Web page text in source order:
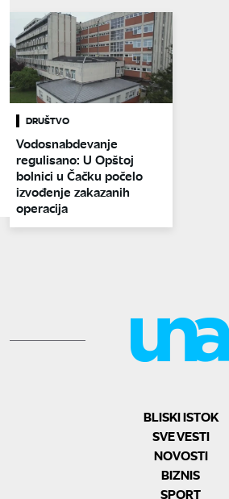
DRUŠTVO
Vodosnabdevanje
regulisano: U Opštoj
bolnici u Čačku počelo
izvođenje zakazanih
operacija
BLISKI ISTOK
SVE VESTI
NOVOSTI
BIZNIS
SPORT